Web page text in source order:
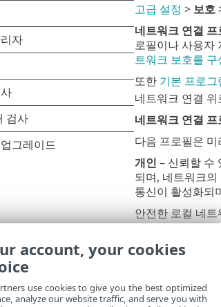
고급 설정 > 보호
네트워크 연결
로필이나 사용자
트워크 보호를 구
또한 기본 프로그
네트워크 연결
네트워크 연결 프
다음 프로필은
개인 – 신뢰할 수
되며, 네트워크
통신이 활성화되
안전한 로컬 네
구성된 경우 네
공용– 신뢰할 수
시되지 않으며,
무선 네트워크에
지 않은 모든 네
account, your cookies
use cookies to give you the best optimized
analyze our website traffic, and serve you with